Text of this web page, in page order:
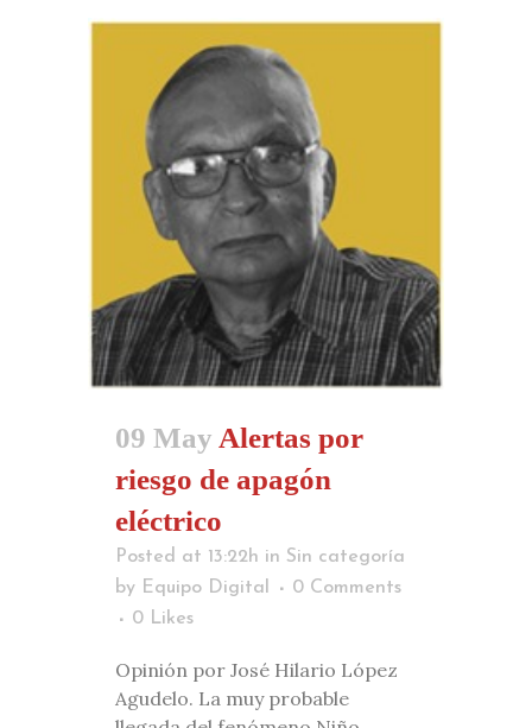
09 May Alertas por
riesgo de apagón
eléctrico
Posted at 13:22h in Sin categoría
by Equipo Digital
0 Comments
0 Likes
Opinión por José Hilario López
Agudelo. La muy probable